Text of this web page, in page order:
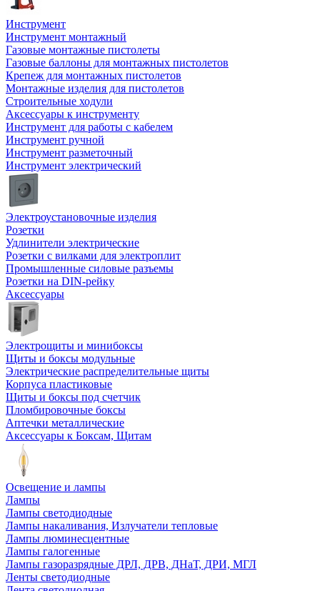
Инструмент
Инструмент монтажный
Газовые монтажные пистолеты
Газовые баллоны для монтажных пистолетов
Крепеж для монтажных пистолетов
Монтажные изделия для пистолетов
Строительные ходули
Аксессуары к инструменту
Инструмент для работы с кабелем
Инструмент ручной
Инструмент разметочный
Инструмент электрический
Электроустановочные изделия
Розетки
Удлинители электрические
Розетки с вилками для электроплит
Промышленные силовые разъемы
Розетки на DIN-рейку
Аксессуары
Электрощиты и минибоксы
Щиты и боксы модульные
Электрические распределительные щиты
Корпуса пластиковые
Щиты и боксы под счетчик
Пломбировочные боксы
Аптечки металлические
Аксессуары к Боксам, Щитам
Освещение и лампы
Лампы
Лампы светодиодные
Лампы накаливания, Излучатели тепловые
Лампы люминесцентные
Лампы галогенные
Лампы газоразрядные ДРЛ, ДРВ, ДНаТ, ДРИ, МГЛ
Ленты светодиодные